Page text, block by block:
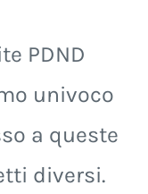
PDND
univoco
a queste
diversi.